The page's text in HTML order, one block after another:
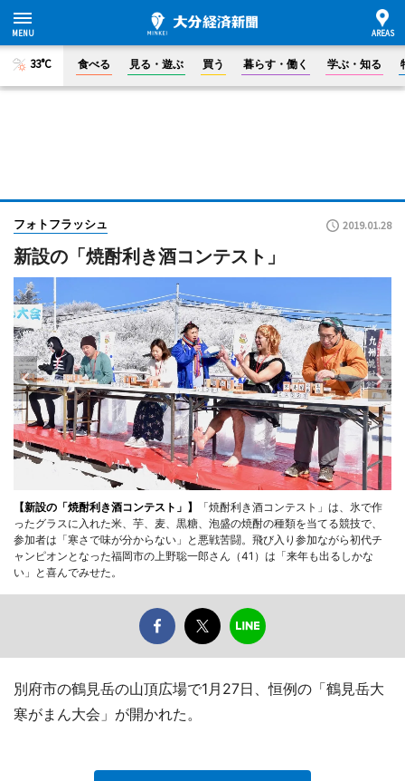
33°C 食べる 見る・遊ぶ 買う 暮らす・働く 学ぶ・知る
フォトフラッシュ 2019.01.28
新設の「焼酎利き酒コンテスト」
【新設の「焼酎利き酒コンテスト」】
「焼酎利き酒コンテスト」は、氷で作
ったグラスに入れた米、芋、麦、黒糖、泡盛の焼酎の種類を当てる競技で、
参加者は「寒さで味が分からない」と悪戦苦闘。飛び入り参加ながら初代チ
ャンピオンとなった福岡市の上野聡一郎さん（41）は「来年も出るしかな
い」と喜んでみせた。
別府市の鶴見岳の山頂広場で1月27日、恒例の「鶴見岳大
寒がまん大会」が開かれた。